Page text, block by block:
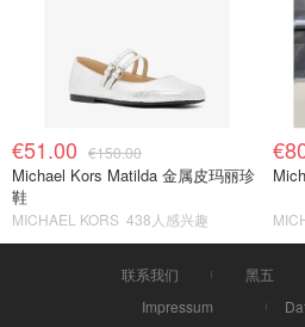
€51.00 €150.00
Michael Kors Matilda 金属皮玛丽珍
鞋
MICHAEL KORS 438人感兴趣
联系我们 黑五
Impressum